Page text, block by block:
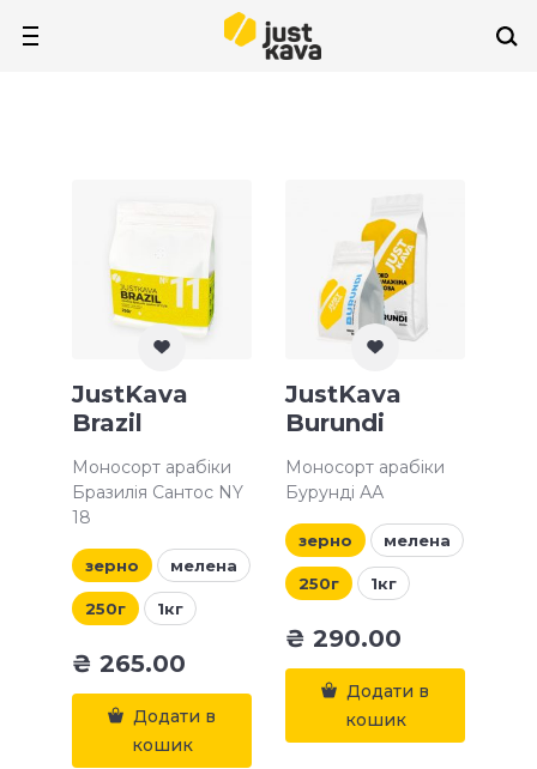
JustKava
Brazil
Моносорт арабіки
Бразилія Сантос NY
18
зерно мелена
250г 1кг
₴ 265.00
Додати в
кошик
JustKava
Burundi
Моносорт арабіки
Бурунді АА
зерно мелена
250г 1кг
₴ 290.00
Додати в
кошик